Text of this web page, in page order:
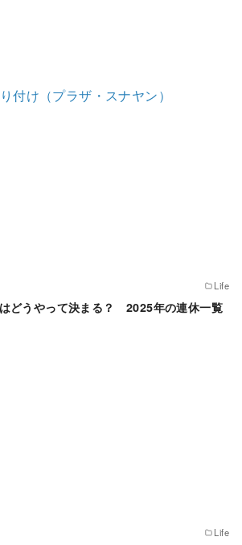
Life
どうやって決まる？ 2025年の連休一覧
Life